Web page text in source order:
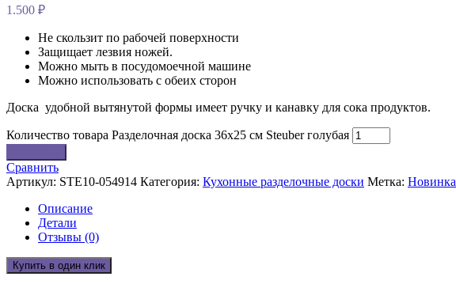
1.500 ₽
Не скользит по рабочей поверхности
Защищает лезвия ножей.
Можно мыть в посудомоечной машине
Можно использовать с обеих сторон
Доска удобной вытянутой формы имеет ручку и канавку для сока продуктов.
Количество товара Разделочная доска 36х25 см Steuber голубая
Сравнить
Артикул: STE10-054914 Категория: Кухонные разделочные доски Метка: Новинка
Описание
Детали
Отзывы (0)
Купить в один клик